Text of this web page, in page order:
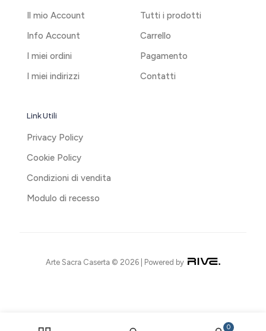
Il mio Account
Info Account
I miei ordini
I miei indirizzi
Tutti i prodotti
Carrello
Pagamento
Contatti
Link Utili
Privacy Policy
Cookie Policy
Condizioni di vendita
Modulo di recesso
Arte Sacra Caserta © 2026 | Powered by
0